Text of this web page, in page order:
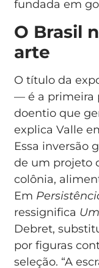
fundada em
O Brasil
arte
O título da
— é a primeira
doentio que
explica Valle
Essa inversão
de um projeto
colônia,
Em
ressignifica
Debret,
por figuras
seleção. “A